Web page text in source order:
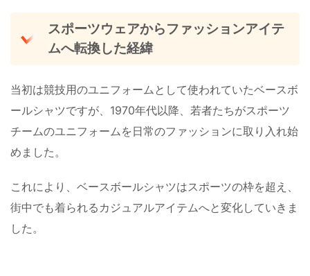
スポーツウェアからファッションアイテ
ムへ転換した経緯
当初は競技用のユニフォームとして使われていたベースボ
ールシャツですが、1970年代以降、若者たちがスポーツ
チームのユニフォームを日常のファッションに取り入れ始
めました。
これにより、ベースボールシャツはスポーツの枠を超え、
街中でも着られるカジュアルアイテムへと変化していきま
した。